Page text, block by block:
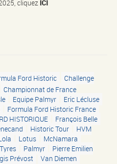
cliquez ICI
Ford Historic
Challenge
Championnat de France
Equipe Palmyr
Eric Lécluse
Formula Ford Historic France
HISTORIQUE
François Belle
Historic Tour
HVM
Lotus
McNamara
Palmyr
Pierre Emilien
Prévost Van Diemen